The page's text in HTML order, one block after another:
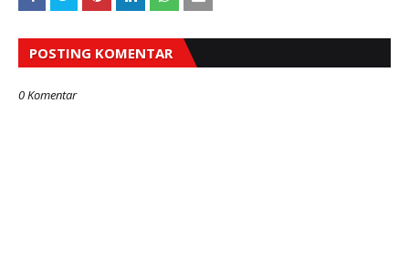
POSTING KOMENTAR
0 Komentar